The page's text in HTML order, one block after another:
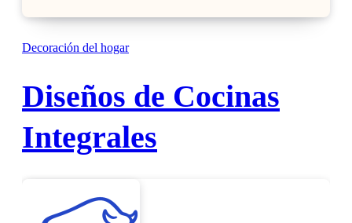
Decoración del hogar
Diseños de Cocinas
Integrales